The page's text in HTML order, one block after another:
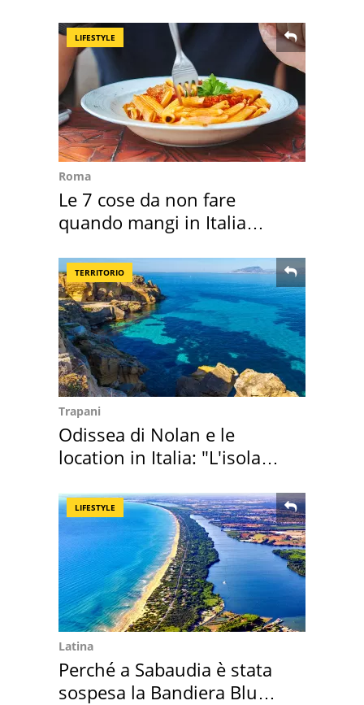
LIFESTYLE
Roma
Le 7 cose da non fare
quando mangi in Italia
TERRITORIO
Trapani
Odissea di Nolan e le
location in Italia: "L'isola
LIFESTYLE
Latina
Perché a Sabaudia è stata
sospesa la Bandiera Blu